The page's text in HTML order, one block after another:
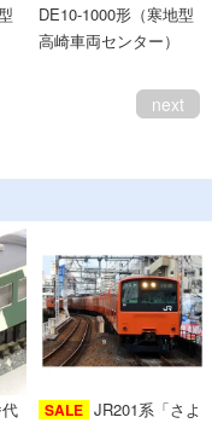
DE10-1000形（寒地型
高崎車両センター）
next
SALE JR201系「さよ